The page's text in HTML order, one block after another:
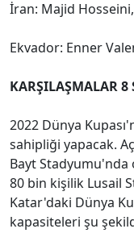
İran: Majid
Ekvador: Enner
KARŞILAŞMALAR
2022 Dünya
sahipliği yapacak.
Bayt Stadyumu'nda
80 bin kişilik Lusail
Katar'daki Dünya
kapasiteleri şu